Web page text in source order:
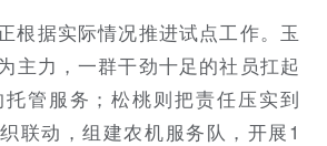
根据实际情况推进试点工作。玉
主力，一群干劲十足的社员扛起
管服务；松桃则把责任压实到
联动，组建农机服务队，开展1